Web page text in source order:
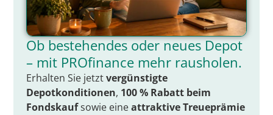
Ob bestehendes oder neues Depot
– mit PROfinance mehr rausholen.
Erhalten Sie jetztvergünstigte
Depotkonditionen, 100 % Rabatt beim
Fondskaufsowie eineattraktive Treueprämie